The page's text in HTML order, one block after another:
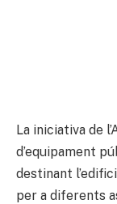
La iniciativa de
d’equipament
destinant
per a diferents